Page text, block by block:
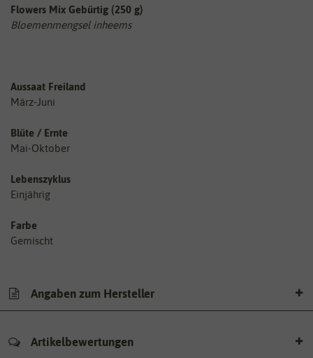
Flowers Mix Gebürtig (250 g)
Bloemenmengsel inheems
Aussaat Freiland
März-Juni
Blüte / Ernte
Mai-Oktober
Lebenszyklus
Einjährig
Farbe
Gemischt
Angaben zum Hersteller
Artikelbewertungen